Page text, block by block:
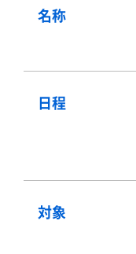
名称
日程
対象